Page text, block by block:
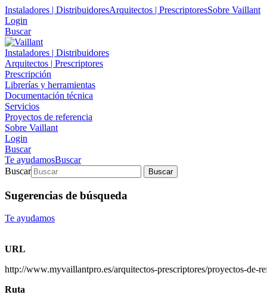
Instaladores | DistribuidoresArquitectos | PrescriptoresSobre Vaillant
Login
Buscar
Instaladores | Distribuidores
Arquitectos | Prescriptores
Prescripción
Librerías y herramientas
Documentación técnica
Servicios
Proyectos de referencia
Sobre Vaillant
Login
Buscar
Te ayudamosBuscar
Buscar
Buscar
Sugerencias de búsqueda
Te ayudamos
URL
http://www.myvaillantpro.es/arquitectos-prescriptores/proyectos-de-
Ruta